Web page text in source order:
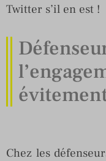
Twitter s’il en est !
Chez les